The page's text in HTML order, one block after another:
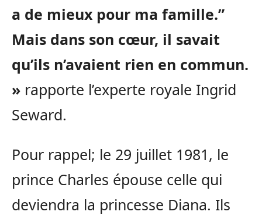
a de mieux pour ma famille.”
Mais dans son cœur, il savait
qu’ils n’avaient rien en commun.
» rapporte l’experte royale Ingrid
Seward.
Pour rappel; le 29 juillet 1981, le
prince Charles épouse celle qui
deviendra la princesse Diana. Ils